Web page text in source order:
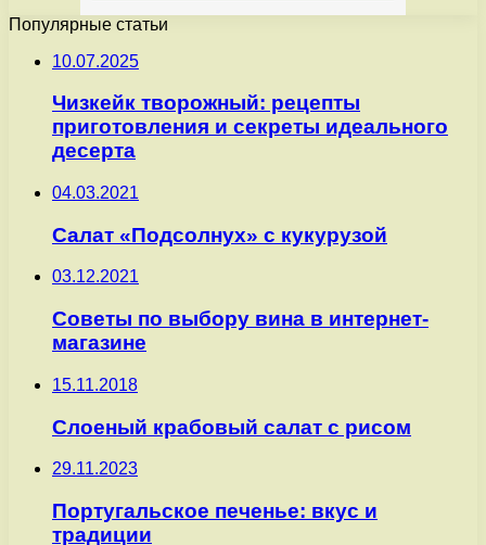
Популярные статьи
10.07.2025
Чизкейк творожный: рецепты
приготовления и секреты идеального
десерта
04.03.2021
Салат «Подсолнух» с кукурузой
03.12.2021
Советы по выбору вина в интернет-
магазине
15.11.2018
Слоеный крабовый салат с рисом
29.11.2023
Португальское печенье: вкус и
традиции